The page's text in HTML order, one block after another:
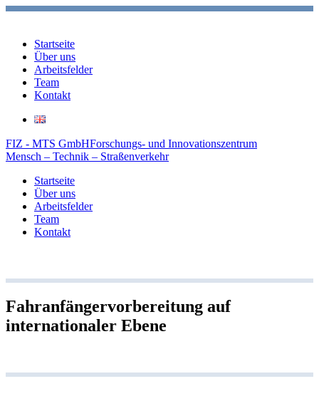
Startseite
Über uns
Arbeitsfelder
Team
Kontakt
FIZ - MTS GmbHForschungs- und Innovationszentrum
Mensch – Technik – Straßenverkehr
Startseite
Über uns
Arbeitsfelder
Team
Kontakt
Fahranfängervorbereitung auf
internationaler Ebene